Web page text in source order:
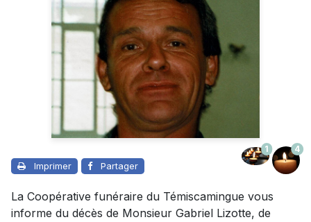
Imprimer Partager
1 4
La Coopérative funéraire du Témiscamingue vous
informe du décès de Monsieur Gabriel Lizotte, de